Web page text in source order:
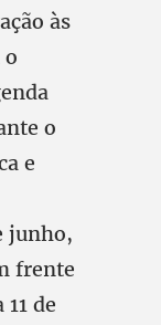
às
o
o
e
junho,
frente
de